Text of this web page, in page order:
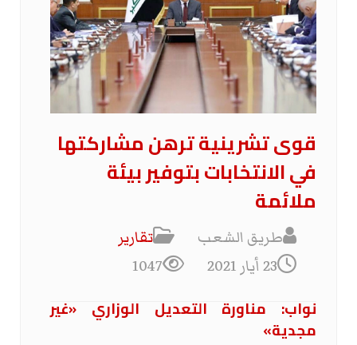
قوى تشرينية ترهن مشاركتها
في الانتخابات بتوفير بيئة
ملائمة
طريق الشعب
تقارير
23 أيار 2021
1047
نواب: مناورة التعديل الوزاري «غير
مجدية»